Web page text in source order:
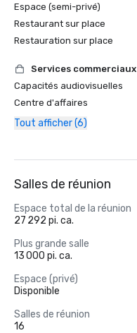
Espace (semi-privé)
Restaurant sur place
Restauration sur place
Services commerciaux
Capacités audiovisuelles
Centre d'affaires
Tout afficher (6)
Salles de réunion
Espace total de la réunion
27 292 pi. ca.
Plus grande salle
13 000 pi. ca.
Espace (privé)
Disponible
Salles de réunion
16